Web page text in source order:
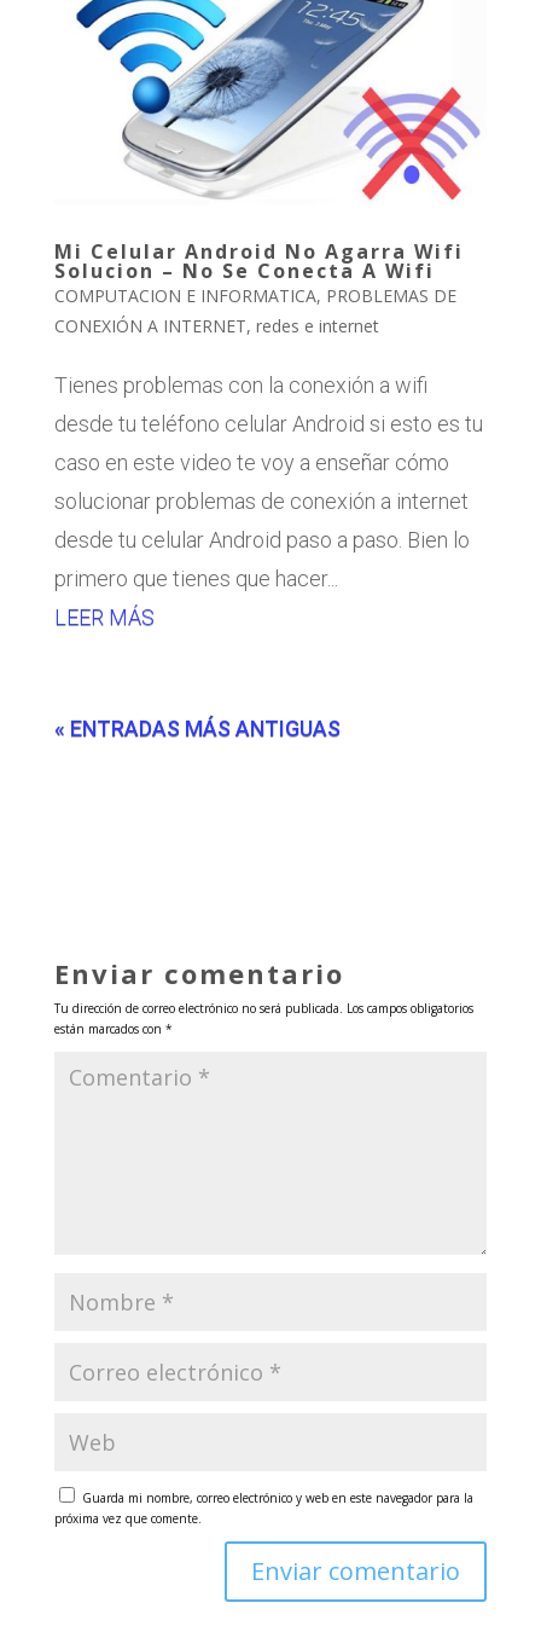
Mi Celular Android No Agarra Wifi
Solucion – No Se Conecta A Wifi
COMPUTACION E INFORMATICA, PROBLEMAS DE
CONEXIÓN A INTERNET, redes e internet
Tienes problemas con la conexión a wifi
desde tu teléfono celular Android si esto es tu
caso en este video te voy a enseñar cómo
solucionar problemas de conexión a internet
desde tu celular Android paso a paso. Bien lo
primero que tienes que hacer...
LEER MÁS
« ENTRADAS MÁS ANTIGUAS
Enviar comentario
Tu dirección de correo electrónico no será publicada. Los campos obligatorios
están marcados con *
Guarda mi nombre, correo electrónico y web en este navegador para la
próxima vez que comente.